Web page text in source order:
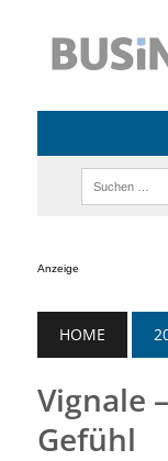
Anzeige
HOME
Vignale
Gefühl